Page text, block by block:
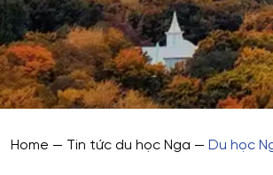
Home — Tin tức du học Nga — Du học